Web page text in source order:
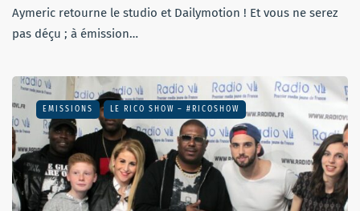
Aymeric retourne le studio et Dailymotion ! Et vous ne serez
pas déçu ; à émission…
EMISSIONS LE RICO SHOW – #RICOSHOW